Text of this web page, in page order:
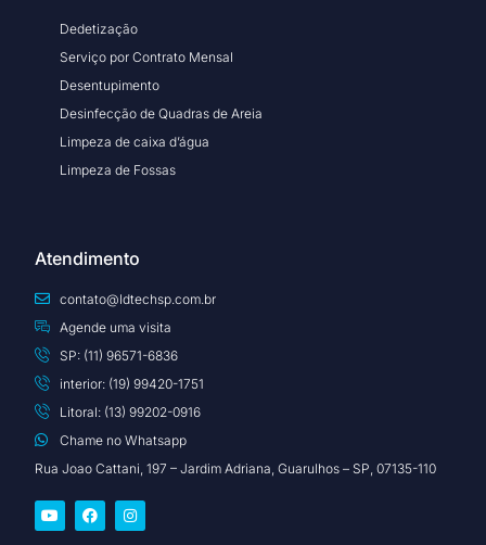
Dedetização
Serviço por Contrato Mensal
Desentupimento
Desinfecção de Quadras de Areia
Limpeza de caixa d’água
Limpeza de Fossas
Atendimento
contato@ldtechsp.com.br
Agende uma visita
SP: (11) 96571-6836
interior: (19) 99420-1751
Litoral: (13) 99202-0916
Chame no Whatsapp
Rua Joao Cattani, 197 – Jardim Adriana, Guarulhos – SP, 07135-110